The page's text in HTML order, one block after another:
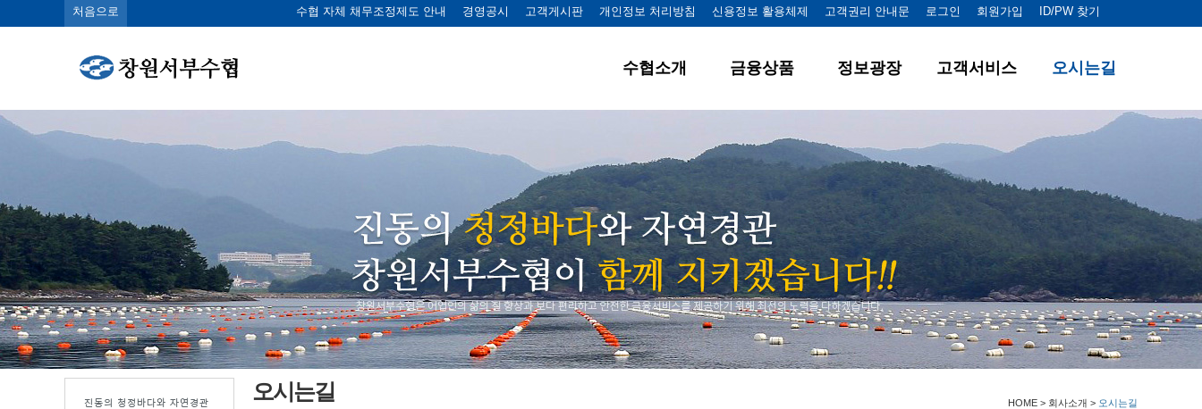
처음으로 수협 자체 채무조정제도 안내 경영공시 고객게시판 개인정보 처리방침 신용정보 활용체제 고객권리 안내문 로그인 회원가입 ID/PW 찾기
수협소개 금융상품 정보광장 고객서비스 오시는길
오시는길 HOME > 회사소개 > 오시는길